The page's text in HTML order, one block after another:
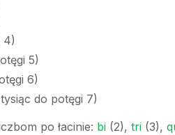
4)
5)
6)
do potęgi 7)
po łacinie: bi (2), tri (3),